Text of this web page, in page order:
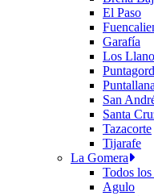
El Paso
Garafía
Los
Puntallana
San
Santa
Tazacorte
Tijarafe
La Gomera
Todos
Agulo